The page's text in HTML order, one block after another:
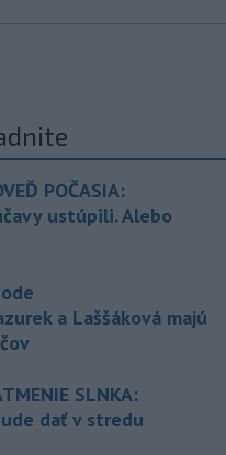
POČASIA:
ustúpili. Alebo
a Laššáková majú
SLNKA:
dať v stredu